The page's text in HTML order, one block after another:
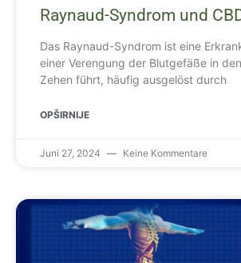
Raynaud-Syndrom und
Das Raynaud-Syndrom ist eine
einer Verengung der Blutgefäße in
Zehen führt, häufig ausgelöst durch
OPŠIRNIJE
Juni 27, 2024 Keine Kommentare